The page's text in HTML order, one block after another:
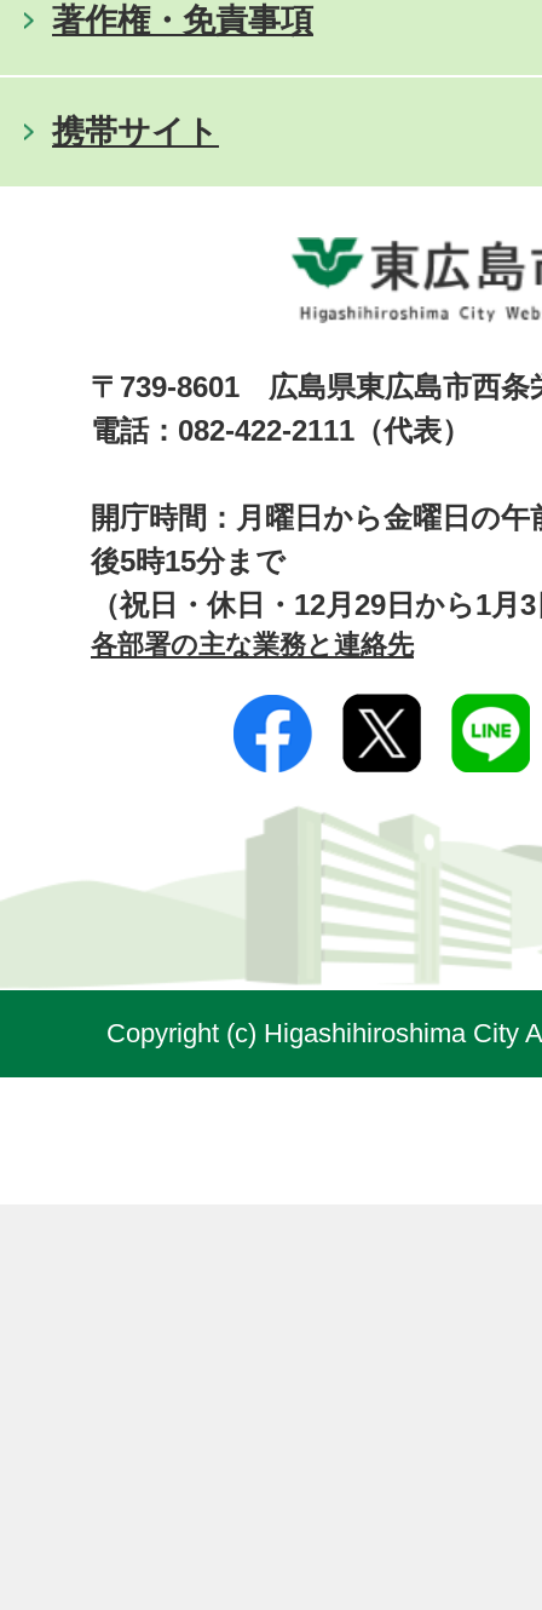
著作権・免責事項
携帯サイト
〒739-8601 広島県東広島市西
電話：082-422-2111（代表）
開庁時間：月曜日から金曜日の午
後5時15分まで
（祝日・休日・12月29日から1月
各部署の主な業務と連絡先
Copyright (c) Higashihiroshima City